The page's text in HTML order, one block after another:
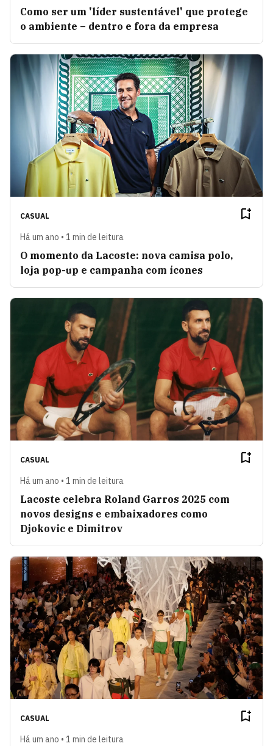
Como ser um 'líder sustentável' que protege
o ambiente – dentro e fora da empresa
CASUAL
Há um ano • 1 min de leitura
O momento da Lacoste: nova camisa polo,
loja pop-up e campanha com ícones
CASUAL
Há um ano • 1 min de leitura
Lacoste celebra Roland Garros 2025 com
novos designs e embaixadores como
Djokovic e Dimitrov
CASUAL
Há um ano • 1 min de leitura